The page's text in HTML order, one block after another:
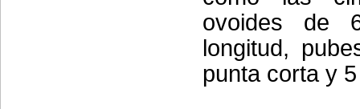
ovoides de
longitud,
punta corta y